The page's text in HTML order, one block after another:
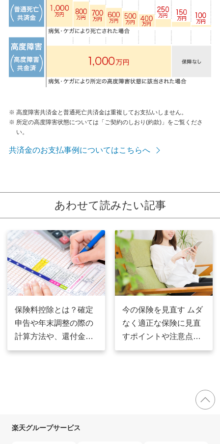
※ 高度障害共済金と普通死亡共済金は重複してお支払いしません。
※ 所定の高度障害状態については「ご契約のしおり(約款)」をご覧くださ
い。
共済金のお支払事例についてはこちらへ
あわせて読みたい記事
保険料控除とは？確定
申告や年末調整の際の
計算方法や、還付金に
ついて徹底解説！
今の保険を見直す ムダ
なく適正な保険に見直
すポイントや注意点と
は？
楽天グループサービス